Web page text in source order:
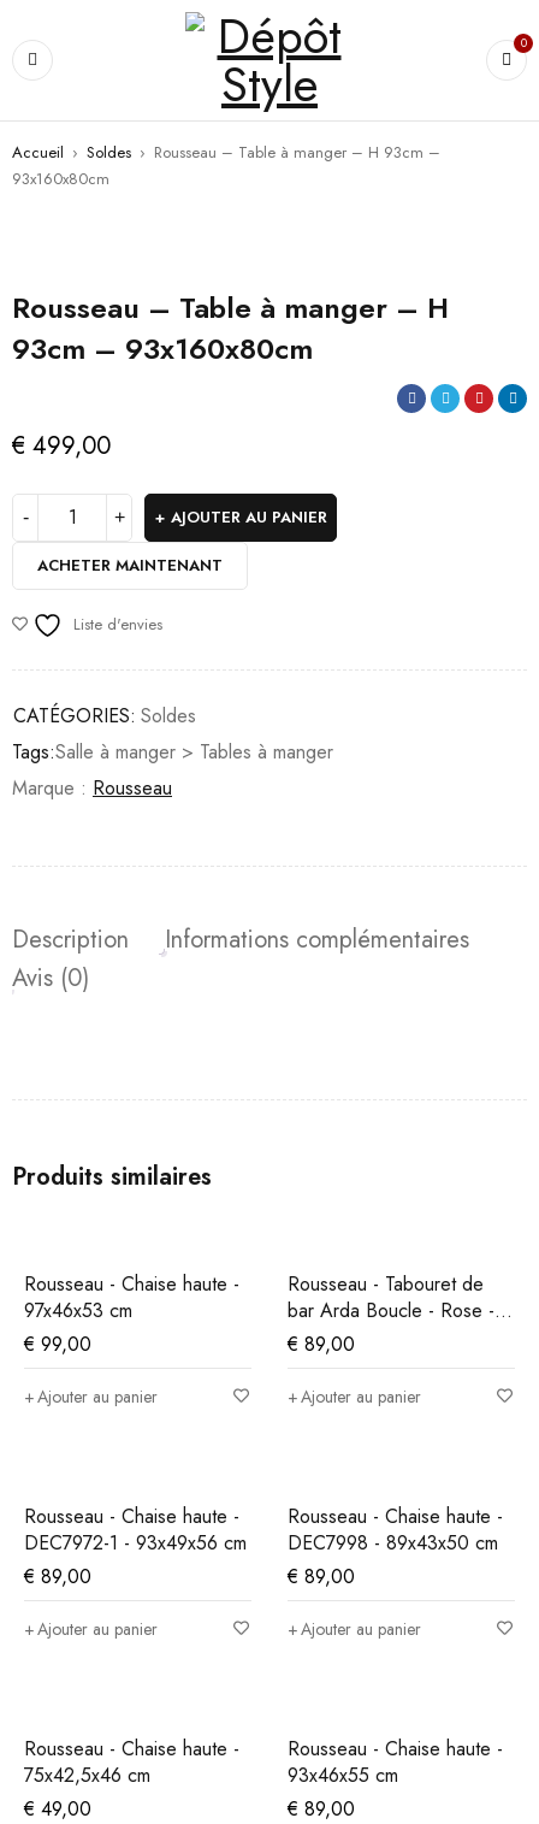
0
Accueil › Soldes › Rousseau – Table à manger – H 93cm –
93x160x80cm
Rousseau – Table à manger – H
93cm – 93x160x80cm
€ 499,00
AJOUTER AU PANIER
ACHETER MAINTENANT
Liste d'envies
CATÉGORIES: Soldes
Tags:Salle à manger > Tables à manger
Marque : Rousseau
Description
Informations complémentaires
Avis (0)
Produits similaires
Rousseau - Chaise haute -
97x46x53 cm
€ 99,00
Ajouter au panier
Rousseau - Tabouret de
bar Arda Boucle - Rose -
86x49x46 cm
€ 89,00
Ajouter au panier
Rousseau - Chaise haute -
DEC7972-1 - 93x49x56 cm
€ 89,00
Ajouter au panier
Rousseau - Chaise haute -
DEC7998 - 89x43x50 cm
€ 89,00
Ajouter au panier
Rousseau - Chaise haute -
75x42,5x46 cm
€ 49,00
Rousseau - Chaise haute -
93x46x55 cm
€ 89,00